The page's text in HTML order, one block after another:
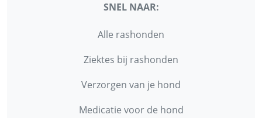
SNEL NAAR:
Alle rashonden
Ziektes bij rashonden
Verzorgen van je hond
Medicatie voor de hond